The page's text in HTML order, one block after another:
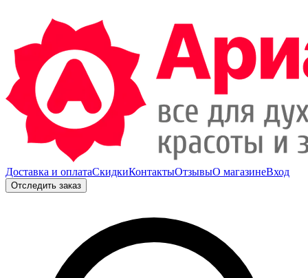
Доставка и оплатаСкидкиКонтактыОтзывыО магазинеВход
Отследить заказ